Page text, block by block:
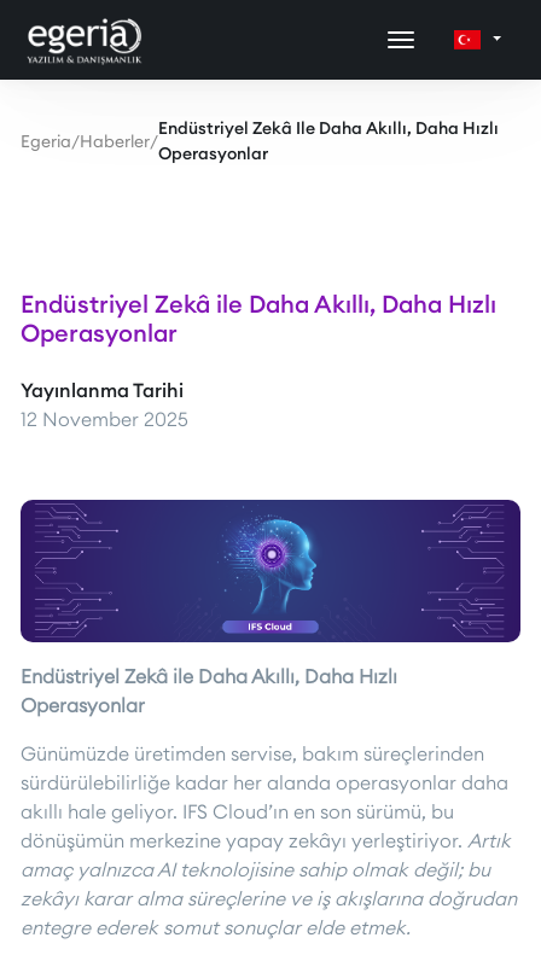
Egeria/Haberler/
Endüstriyel Zekâ Ile Daha Akıllı, Daha Hızlı
Operasyonlar
Endüstriyel Zekâ ile Daha Akıllı, Daha Hızlı
Operasyonlar
Yayınlanma Tarihi
12 November 2025
Endüstriyel Zekâ ile Daha Akıllı, Daha Hızlı
Operasyonlar
Günümüzde üretimden servise, bakım süreçlerinden
sürdürülebilirliğe kadar her alanda operasyonlar daha
akıllı hale geliyor. IFS Cloud’ın en son sürümü, bu
dönüşümün merkezine yapay zekâyı yerleştiriyor. Artık
amaç yalnızca AI teknolojisine sahip olmak değil; bu
zekâyı karar alma süreçlerine ve iş akışlarına doğrudan
entegre ederek somut sonuçlar elde etmek.